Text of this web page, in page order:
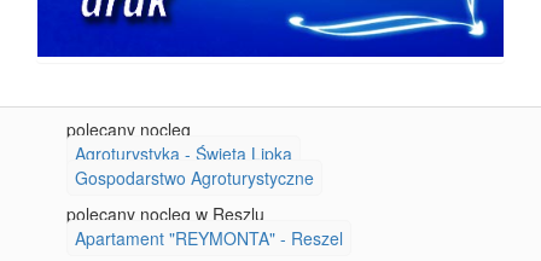
polecany nocleg
Agroturystyka - Święta Lipka
Gospodarstwo Agroturystyczne
polecany nocleg w Reszlu
Apartament "REYMONTA" - Reszel